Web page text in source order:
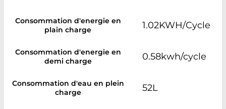
Consommation d'energie en
plain charge
1.02KWH/Cycle
Consommation d'energie en
demi charge
0.58kwh/cycle
Consommation d'eau en plein
charge
52L